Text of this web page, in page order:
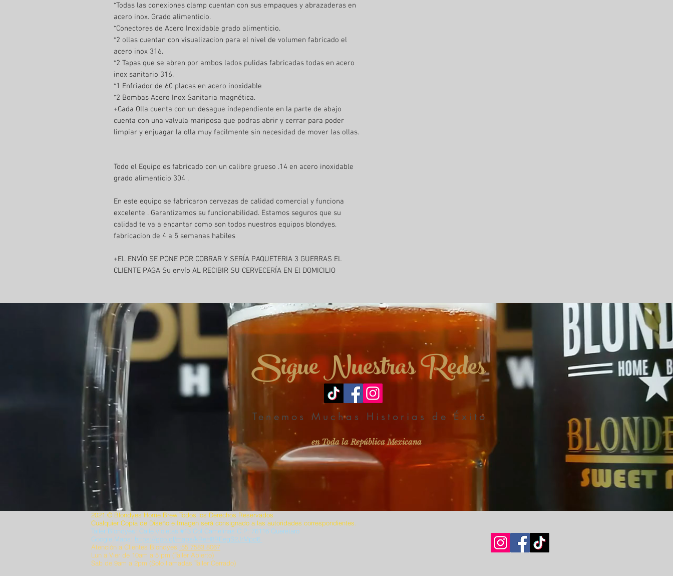
*Todas las conexiones clamp cuentan con sus empaques y abrazaderas en
acero inox. Grado alimenticio.
*Conectores de Acero Inoxidable grado alimenticio.
*2 ollas cuentan con visualizacion para el nivel de volumen fabricado el
acero inox 316.
*2 Tapas que se abren por ambos lados pulidas fabricadas todas en acero
inox sanitario 316.
*1 Enfriador de 60 placas en acero inoxidable
*2 Bombas Acero Inox Sanitaria magnética.
+Cada Olla cuenta con un desague independiente en la parte de abajo
cuenta con una valvula mariposa que podras abrir y cerrar para poder
limpiar y enjuagar la olla muy facilmente sin necesidad de mover las ollas.
Todo el Equipo es fabricado con un calibre grueso .14 en acero inoxidable
grado alimenticio 304 .
En este equipo se fabricaron cervezas de calidad comercial y funciona
excelente . Garantizamos su funcionabilidad. Estamos seguros que su
calidad te va a encantar como son todos nuestros equipos blondyes.
fabricacion de 4 a 5 semanas habiles
+EL ENVÍO SE PONE POR COBRAR Y SERÍA PAQUETERIA 3 GUERRAS EL
CLIENTE PAGA Su envío AL RECIBIR SU CERVECERÍA EN El DOMICILIO
Sigue Nuestras Redes
Tenemos Muchas Historias de Éxito
en Toda la República Mexicana
2021 © Blondyes Home Brew Todos los Derechos Reservados
Cualquier Copia de Diseño e Imagen será consignado a las autoridades correspondientes.
Taller Blondyes: Calle violetas #13 Col Camelinas C.P: 76116 Querétaro
Google Maps: https://goo.gl/maps/kReH8REegS2JrMpd6
Atención a Clientes Blondyes :55 7583 8067
Lun a Vier de 10am a 5 pm (Taller Abierto)
Sab de 9am a 2pm (Solo llamadas Taller Cerrado)